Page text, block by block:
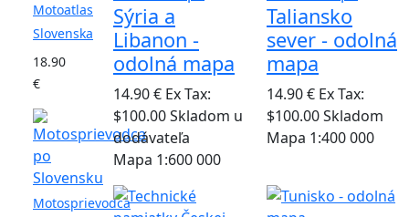
Motoatlas
Slovenska
18.90
€
Motosprievodca
Sýria a
Libanon -
odolná mapa
14.90 € Ex Tax:
$100.00Skladom u
dodávateľa
Mapa 1:600 000
Taliansko
sever - odolná
mapa
14.90 € Ex Tax:
$100.00Skladom
Mapa 1:400 000